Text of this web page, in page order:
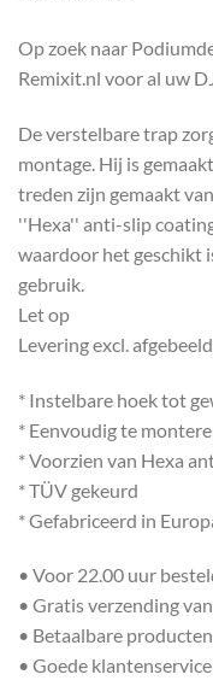
Op zoek naar
Remixit.nl voor al uw
De verstelbare trap
montage. Hij is
treden zijn gemaakt
''Hexa'' anti-slip
waardoor het geschikt
gebruik.
Let op
Levering excl.
* Instelbare hoek tot
* Eenvoudig te
* Voorzien van Hexa
* TÜV gekeurd
* Gefabriceerd in
• Voor 22.00 uur
• Gratis verzending
• Betaalbare
• Goede